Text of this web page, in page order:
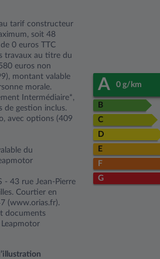
tarif constructeur
soit 48
0 euros TTC
travaux au titre du
euros non
montant valable
morale.
Intermédiaire*,
de gestion inclus.
avec options (409
du
- 43 rue Jean-Pierre
Courtier en
(www.orias.fr).
documents
A 0 g/km
B
C
D
E
F
G